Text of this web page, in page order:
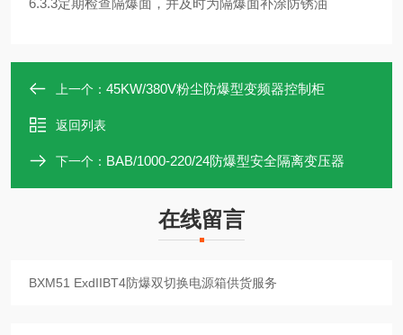
6.3.3定期检查隔爆面，并及时为隔爆面补涂防锈油
上一个： 45KW/380V粉尘防爆型变频器控制柜
返回列表
下一个： BAB/1000-220/24防爆型安全隔离变压器
在线留言